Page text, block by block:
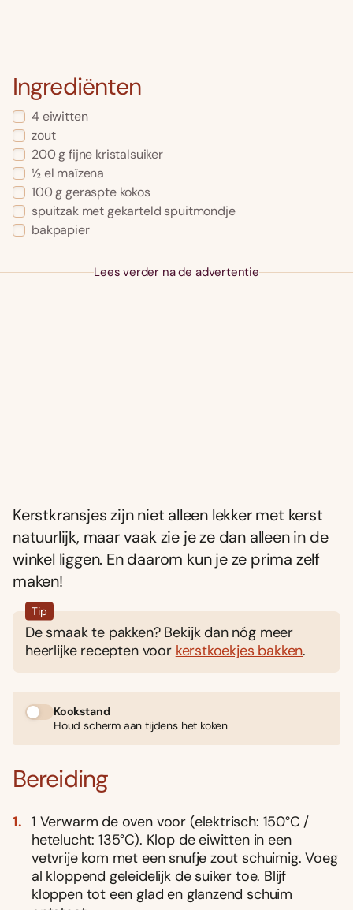
Ingrediënten
4 eiwitten
zout
200 g fijne kristalsuiker
½ el maïzena
100 g geraspte kokos
spuitzak met gekarteld spuitmondje
bakpapier
Lees verder na de advertentie
Kerstkransjes zijn niet alleen lekker met kerst
natuurlijk, maar vaak zie je ze dan alleen in de
winkel liggen. En daarom kun je ze prima zelf
maken!
Tip
De smaak te pakken? Bekijk dan nóg meer
heerlijke recepten voor kerstkoekjes bakken.
Kookstand
Houd scherm aan tijdens het koken
Bereiding
1 Verwarm de oven voor (elektrisch: 150°C /
hetelucht: 135°C). Klop de eiwitten in een
vetvrije kom met een snufje zout schuimig. Voeg
al kloppend geleidelijk de suiker toe. Blijf
kloppen tot een glad en glanzend schuim